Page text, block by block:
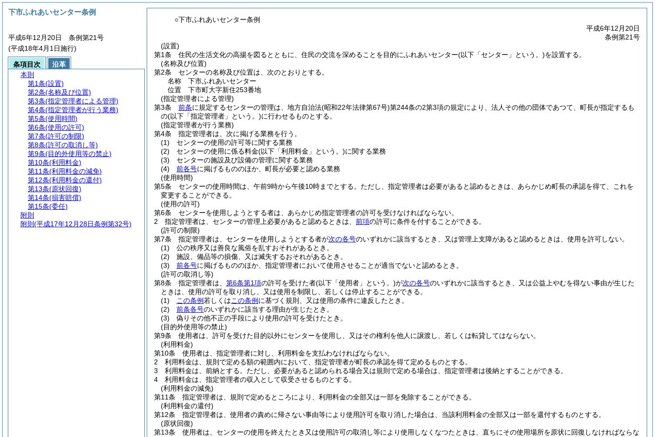
○下市ふれあいセンター条例
平成6年12月20日
条例第21号
(設置)
第1条
住民の生活文化の高揚を図るとともに、住民の交流を深めることを目的にふれあいセンター(以下「センター」という。)を設置する。
(名称及び位置)
第2条
センターの名称及び位置は、次のとおりとする。
名称 下市ふれあいセンター
位置 下市町大字新住253番地
(指定管理者による管理)
第3条
前条に規定するセンターの管理は、地方自治法(昭和22年法律第67号)第244条の2第3項の規定により、法人その他の団体であつて、町長が指定するも
の(以下「指定管理者」という。)に行わせるものとする。
(指定管理者が行う業務)
第4条
指定管理者は、次に掲げる業務を行う。
(1)
センターの使用の許可等に関する業務
(2)
センターの使用に係る料金(以下「利用料金」という。)に関する業務
(3)
センターの施設及び設備の管理に関する業務
(4)
前各号に掲げるもののほか、町長が必要と認める業務
(使用時間)
第5条
センターの使用時間は、午前9時から午後10時までとする。 ただし、指定管理者は必要があると認めるときは、あらかじめ町長の承認を得て、これを
変更することができる。
(使用の許可)
第6条
センターを使用しようとする者は、あらかじめ指定管理者の許可を受けなければならない。
2
指定管理者は、センターの管理上必要があると認めるときは、 前項の許可に条件を付することができる。
(許可の制限)
第7条
指定管理者は、センターを使用しようとする者が次の各号のいずれかに該当するとき、又は管理上支障があると認めるときは、使用を許可しない。
(1)
公の秩序又は善良な風俗を乱すおそれがあるとき。
(2)
施設、備品等の損傷、又は滅失するおそれがあるとき。
(3)
前各号に掲げるもののほか、指定管理者において使用させることが適当でないと認めるとき。
(許可の取消し等)
第8条
指定管理者は、 第6条第1項の許可を受けた者(以下「使用者」という。)が次の各号のいずれかに該当するとき、又は公益上やむを得ない事由が生じた
ときは、使用の許可を取り消し、又は使用を制限し、若しくは停止することができる。
(1)
この条例若しくはこの条例 に基づく規則、又は使用の条件に違反したとき。
(2)
前条各号のいずれかに該当する理由が生じたとき。
(3)
偽りその他不正の手段により使用の許可を受けたとき。
(目的外使用等の禁止)
第9条
使用者は、許可を受けた目的以外にセンターを使用し、又はその権利を他人に譲渡し、若しくは転貸してはならない。
(利用料金)
第10条
使用者は、指定管理者に対し、利用料金を支払わなければならない。
2
利用料金は、規則で定める額の範囲内において、指定管理者が町長の承認を得て定めるものとする。
3
利用料金は、前納とする。 ただし、必要があると認められる場合又は規則で定める場合は、指定管理者は後納とすることができる。
4
利用料金は、指定管理者の収入として収受させるものとする。
(利用料金の減免)
第11条
指定管理者は、規則で定めるところにより、利用料金の全部又は一部を免除することができる。
(利用料金の還付)
第12条
指定管理者は、使用者の責めに帰さない事由等により使用許可を取り消した場合は、当該利用料金の全部又は一部を還付するものとする。
(原状回復)
第13条
使用者は、センターの使用を終えたとき又は使用許可の取消し等により使用しなくなつたときは、直ちにその使用場所を原状に回復しなければならな
下市ふれあいセンター条例
平成6年12月20日 条例第21号
(平成18年4月1日施行)
条項目次
沿革
本則
第1条(設置)
第2条(名称及び位置)
第3条(指定管理者による管理)
第4条(指定管理者が行う業務)
第5条(使用時間)
第6条(使用の許可)
第7条(許可の制限)
第8条(許可の取消し等)
第9条(目的外使用等の禁止)
第10条(利用料金)
第11条(利用料金の減免)
第12条(利用料金の還付)
第13条(原状回復)
第14条(損害賠償)
第15条(委任)
附則
附則 (平成17年12月28日条例第32号)